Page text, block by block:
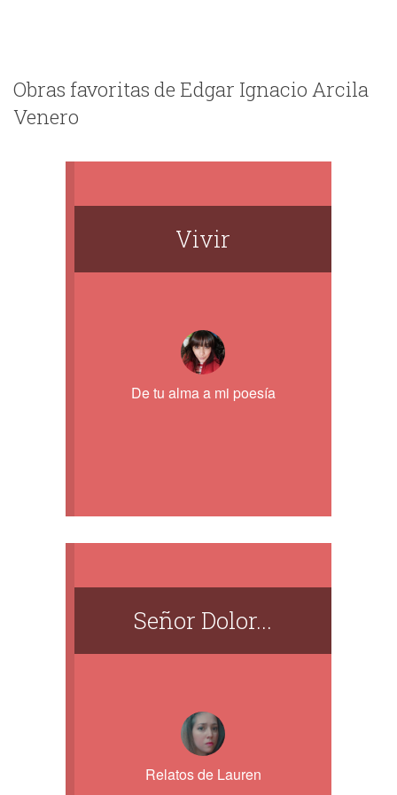
Obras favoritas de Edgar Ignacio Arcila
Venero
Vivir
De tu alma a mi poesía
Señor Dolor...
Relatos de Lauren